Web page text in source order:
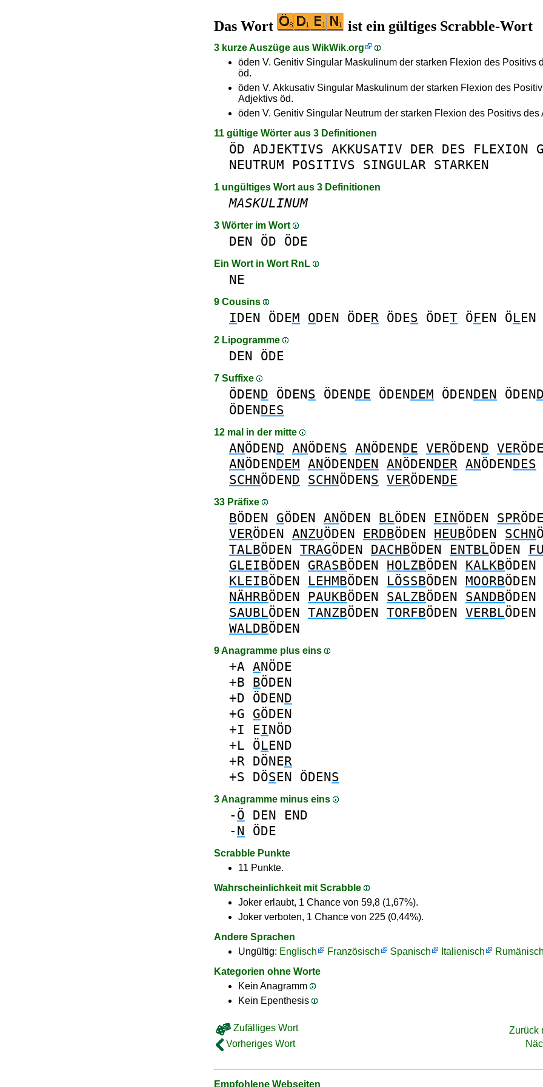
Das Wort ist ein gültiges Scrabble-Wort
3 kurze Auszüge aus WikWik.org
öden V. Genitiv Singular Maskulinum der starken Flexion des Positivs
öd.
öden V. Akkusativ Singular Maskulinum der starken Flexion des
Adjektivs öd.
öden V. Genitiv Singular Neutrum der starken Flexion des Positivs des
11 gültige Wörter aus 3 Definitionen
ÖD ADJEKTIVS AKKUSATIV DER DES FLEXION
NEUTRUM
POSITIVS SINGULAR STARKEN
1 ungültiges Wort aus 3 Definitionen
MASKULINUM
3 Wörter im Wort
DEN ÖD ÖDE
Ein Wort in Wort RnL
NE
9 Cousins
IDEN ÖDEM ODEN ÖDER ÖDES ÖDET ÖFEN ÖLEN
2 Lipogramme
DEN ÖDE
7 Suffixe
ÖDEND ÖDENS ÖDENDE ÖDENDEM ÖDENDEN ÖDEN
ÖDENDES
12 mal in der mitte
ANÖDEND ANÖDENS ANÖDENDE VERÖDEND VER
ANÖDENDEM ANÖDENDEN ANÖDENDER ANÖDENDES
SCHNÖDEND SCHNÖDENS VERÖDENDE
33 Präfixe
BÖDEN GÖDEN ANÖDEN BLÖDEN EINÖDEN SPR
VERÖDEN ANZUÖDEN ERDBÖDEN HEUBÖDEN SCHN
TALBÖDEN TRAGÖDEN DACHBÖDEN ENTBLÖDEN
GLEIBÖDEN GRASBÖDEN HOLZBÖDEN KALKBÖDEN
KLEIBÖDEN LEHMBÖDEN LÖSSBÖDEN MOORBÖDEN
NÄHRBÖDEN PAUKBÖDEN SALZBÖDEN SANDBÖDEN
SAUBLÖDEN TANZBÖDEN TORFBÖDEN VERBLÖDEN
WALDBÖDEN
9 Anagramme plus eins
+A ANÖDE
+B BÖDEN
+D ÖDEND
+G GÖDEN
+I EINÖD
+L ÖLEND
+R DÖNER
+S DÖSEN ÖDENS
3 Anagramme minus eins
- Ö DEN
END
- N ÖDE
Scrabble Punkte
11 Punkte.
Wahrscheinlichkeit mit Scrabble
Joker erlaubt, 1 Chance von 59,8 (1,67%).
Joker verboten, 1 Chance von 225 (0,44%).
Andere Sprachen
Ungültig: Englisch Französisch Spanisch Italienisch
Rumänisch
Kategorien ohne Worte
Kein Anagramm
Kein Epenthesis
Zufälliges Wort
Zurück
Vorheriges Wort
Empfohlene Webseiten